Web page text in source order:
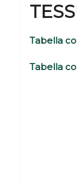
Tabella
Tabella